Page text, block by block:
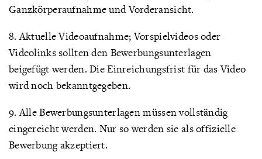
Ganzkörperaufnahme und Vorderansicht.
8. Aktuelle Videoaufnahme; Vorspielvideos oder
Videolinks sollten den Bewerbungsunterlagen
beigefügt werden. Die Einreichungsfrist für das Video
wird noch bekanntgegeben.
9. Alle Bewerbungsunterlagen müssen vollständig
eingereicht werden. Nur so werden sie als offizielle
Bewerbung akzeptiert.